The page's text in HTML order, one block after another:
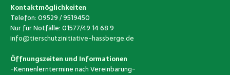
Kontaktmöglichkeiten
Telefon: 09529 / 9519450
Nur für Notfälle: 01577/49 14 68 9
info@tierschutzinitiative-hassberge.de
Öffnungszeiten und Informationen
-Kennenlerntermine nach Vereinbarung-